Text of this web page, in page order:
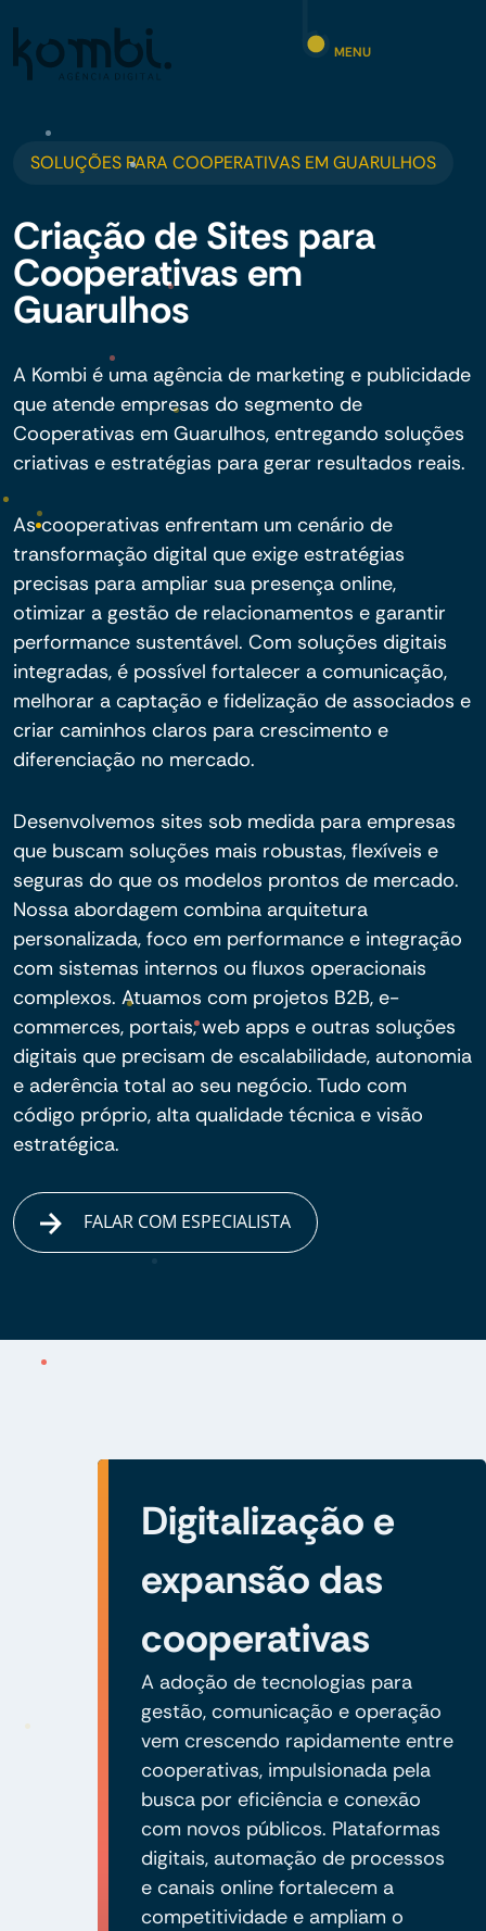
MENU
SOLUÇÕES PARA COOPERATIVAS EM GUARULHOS
Criação de Sites para
Cooperativas em
Guarulhos
A Kombi é uma agência de marketing e publicidade
que atende empresas do segmento de
Cooperativas em Guarulhos, entregando soluções
criativas e estratégias para gerar resultados reais.
As cooperativas enfrentam um cenário de
transformação digital que exige estratégias
precisas para ampliar sua presença online,
otimizar a gestão de relacionamentos e garantir
performance sustentável. Com soluções digitais
integradas, é possível fortalecer a comunicação,
melhorar a captação e fidelização de associados e
criar caminhos claros para crescimento e
diferenciação no mercado.
Desenvolvemos sites sob medida para empresas
que buscam soluções mais robustas, flexíveis e
seguras do que os modelos prontos de mercado.
Nossa abordagem combina arquitetura
personalizada, foco em performance e integração
com sistemas internos ou fluxos operacionais
complexos. Atuamos com projetos B2B, e-
commerces, portais, web apps e outras soluções
digitais que precisam de escalabilidade, autonomia
e aderência total ao seu negócio. Tudo com
código próprio, alta qualidade técnica e visão
estratégica.
FALAR COM ESPECIALISTA
Digitalização e
expansão das
cooperativas
A adoção de tecnologias para
gestão, comunicação e operação
vem crescendo rapidamente entre
cooperativas, impulsionada pela
busca por eficiência e conexão
com novos públicos. Plataformas
digitais, automação de processos
e canais online fortalecem a
competitividade e ampliam o